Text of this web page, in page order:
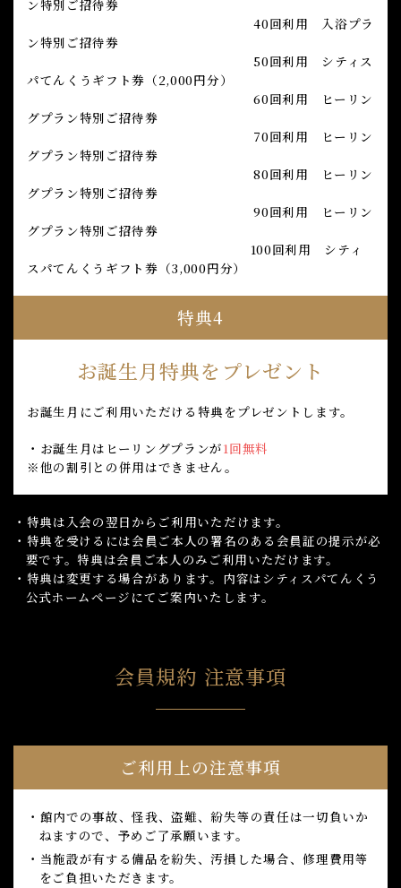
ン特別ご招待券
40回利用 入浴プラ
ン特別ご招待券
50回利用 シティス
パてんくうギフト券（2,000円分）
60回利用 ヒーリン
グプラン特別ご招待券
70回利用 ヒーリン
グプラン特別ご招待券
80回利用 ヒーリン
グプラン特別ご招待券
90回利用 ヒーリン
グプラン特別ご招待券
100回利用 シティ
スパてんくうギフト券（3,000円分）
特典4
お誕生月特典をプレゼント
お誕生月にご利用いただける特典をプレゼントします。
・お誕生月はヒーリングプランが1回無料
※他の割引との併用はできません。
・特典は入会の翌日からご利用いただけます。
・特典を受けるには会員ご本人の署名のある会員証の提示が必
要です。特典は会員ご本人のみご利用いただけます。
・特典は変更する場合があります。内容はシティスパてんくう
公式ホームページにてご案内いたします。
会員規約 注意事項
ご利用上の注意事項
・館内での事故、怪我、盗難、紛失等の責任は一切負いか
ねますので、予めご了承願います。
・当施設が有する備品を紛失、汚損した場合、修理費用等
をご負担いただきます。